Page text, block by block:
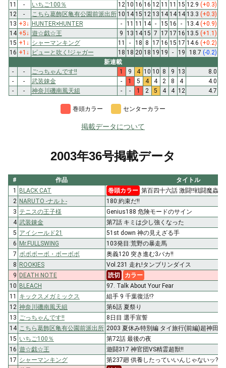
11
- いちご100％ 12 10 16 16 12 11 11 15 12.9 (+0.3)
12
- こちら葛飾区亀有公園前派出所 10 14 15 12 13 14 14 14 13.3 (+0.3)
13 +3↓ HUNTER×HUNTER - 11 11 14 - 15 16 - 13.4(+0.9)
14 +5↓ 遊☆戯☆王 9 13 14 15 7 17 17 16 13.5 (+1.1)
15 +1 ↓ シャーマンキング 11 - 18 8 17 16 15 17 14.6 (+0.2)
16 +1 ↓ ピューと吹く!ジャガー 18 18 20 18 19 19 - 19 18.7 (-0.2)
新連載
-
- ごっちゃんです!! 1 9 4 10 10 8 9 13
8.0
-
- 武装錬金 - 1 5 4 4 2 8 4
4.0
-
- 神奈川磯南風天組 - - 1 2 5 4 4 12 4.7
巻頭カラー センターカラー
掲載データについて
2003年36号掲載データ
# 作品
タイトル
1 BLACK CAT 巻頭カラー 第百四十六話 激闘!!戦闘魔蟲!!
2 NARUTO -ナルト-
180:約束だ!!
3 テニスの王子様
Genius188 危険モードのサイン
4 武装錬金
第7話 キミは少し強くなった
5 アイシールド21
51st down 神の見えざる手
6 Mr.FULLSWING
103発目:荒野の暴走馬
7 ボボボーボ・ボーボボ
奥義120 突き進む3バカ!!
8 ROOKIES
Vol.231 走れ!タンブリンダイス
9 DEATH NOTE 読切
カラー
10 BLEACH
97. Talk About Your Fear
11
キックスメガミックス
組手 9 千葉復活!?
12 神奈川磯南風天組
第6話 夏祭り
13
ごっちゃんです!!
8日目 選手宣誓
14 こちら葛飾区亀有公園前派出所 2003 夏休み特別編 タイ旅行(前編)超神田
15 いちご100％
第72話 最後の夜
16 遊☆戯☆王
遊闘317 神官団VS精霊超獣!!
17 シャーマンキング
第237廻 供養したっていいんじゃないッ?